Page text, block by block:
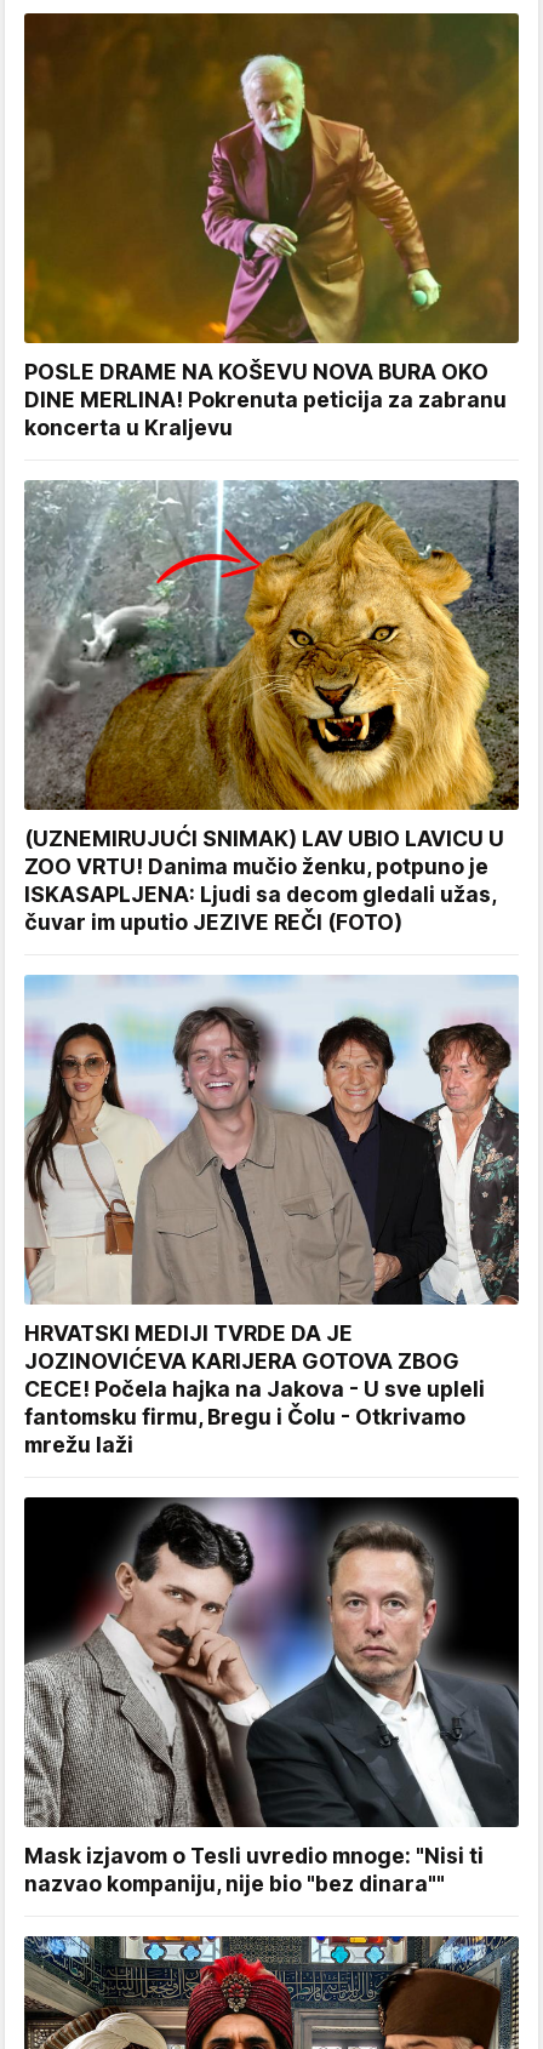
POSLE DRAME NA KOŠEVU NOVA BURA OKO
DINE MERLINA! Pokrenuta peticija za zabranu
koncerta u Kraljevu
(UZNEMIRUJUĆI SNIMAK) LAV UBIO LAVICU U
ZOO VRTU! Danima mučio ženku, potpuno je
ISKASAPLJENA: Ljudi sa decom gledali užas,
čuvar im uputio JEZIVE REČI (FOTO)
HRVATSKI MEDIJI TVRDE DA JE
JOZINOVIĆEVA KARIJERA GOTOVA ZBOG
CECE! Počela hajka na Jakova - U sve upleli
fantomsku firmu, Bregu i Čolu - Otkrivamo
mrežu laži
Mask izjavom o Tesli uvredio mnoge: "Nisi ti
nazvao kompaniju, nije bio "bez dinara""